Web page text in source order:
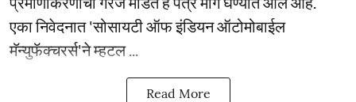
एका निवेदनात 'सोसायटी ऑफ इंडियन ऑटोमोबाईल
मॅन्युफॅक्चरर्स'ने म्हटल ...
Read More